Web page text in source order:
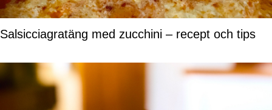
Salsicciagratäng med zucchini – recept och tips